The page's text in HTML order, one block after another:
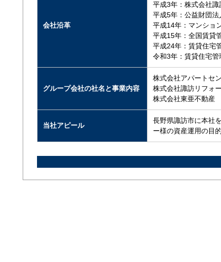
会社沿革
平成3年：株式会社
平成5年：公益財団
平成14年：マンショ
平成15年：全国賃貸
平成24年：賃貸住宅
令和3年：賃貸住宅
グループ会社の社名と事業内容
株式会社アパートセ
株式会社諏訪リフォ
株式会社東亜不動産
当社アピール
長野県諏訪市に本社
ー様の資産運用の目